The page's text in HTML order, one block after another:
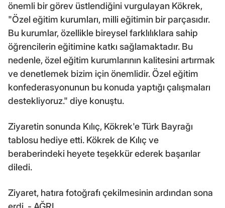
önemli bir görev üstlendiğini vurgulayan Kökrek,
"Özel eğitim kurumları, milli eğitimin bir parçasıdır.
Bu kurumlar, özellikle bireysel farklılıklara sahip
öğrencilerin eğitimine katkı sağlamaktadır. Bu
nedenle, özel eğitim kurumlarının kalitesini artırmak
ve denetlemek bizim için önemlidir. Özel eğitim
konfederasyonunun bu konuda yaptığı çalışmaları
destekliyoruz." diye konuştu.
Ziyaretin sonunda Kılıç, Kökrek'e Türk Bayrağı
tablosu hediye etti. Kökrek de Kılıç ve
beraberindeki heyete teşekkür ederek başarılar
diledi.
Ziyaret, hatıra fotoğrafı çekilmesinin ardından sona